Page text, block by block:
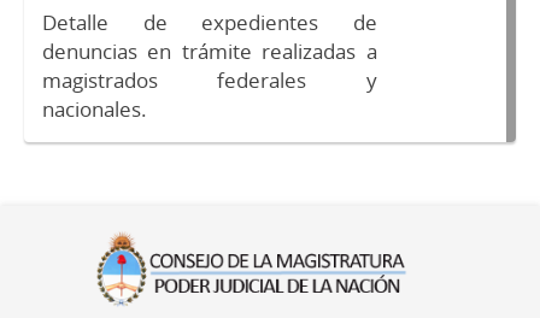
Detalle de expedientes de
denuncias en trámite realizadas a
magistrados federales y
nacionales.